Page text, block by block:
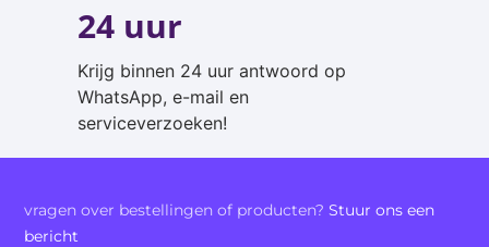
24 uur
Krijg binnen 24 uur antwoord op
WhatsApp, e-mail en
serviceverzoeken!
vragen over bestellingen of producten?Stuur ons een
bericht